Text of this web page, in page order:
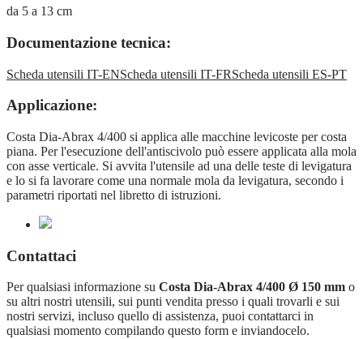
da 5 a 13 cm
Documentazione tecnica:
Scheda utensili IT-ENScheda utensili IT-FRScheda utensili ES-PT
Applicazione:
Costa Dia-Abrax 4/400 si applica alle macchine levicoste per costa
piana. Per l'esecuzione dell'antiscivolo può essere applicata alla mola
con asse verticale. Si avvita l'utensile ad una delle teste di levigatura
e lo si fa lavorare come una normale mola da levigatura, secondo i
parametri riportati nel libretto di istruzioni.
Contattaci
Per qualsiasi informazione su Costa Dia-Abrax 4/400 Ø 150 mm o
su altri nostri utensili, sui punti vendita presso i quali trovarli e sui
nostri servizi, incluso quello di assistenza, puoi contattarci in
qualsiasi momento compilando questo form e inviandocelo.